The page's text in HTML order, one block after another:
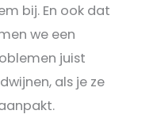
bij. En ook dat
we een
juist
als je ze